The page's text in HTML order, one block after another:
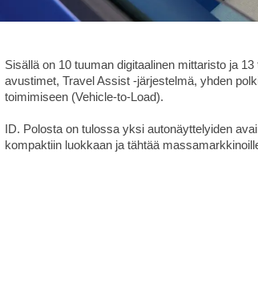
Sisällä on 10 tuuman digitaalinen mittaristo ja
avustimet, Travel Assist -järjestelmä, yhden
toimimiseen (Vehicle-to-Load).
ID. Polosta on tulossa yksi autonäyttelyiden
kompaktiin luokkaan ja tähtää